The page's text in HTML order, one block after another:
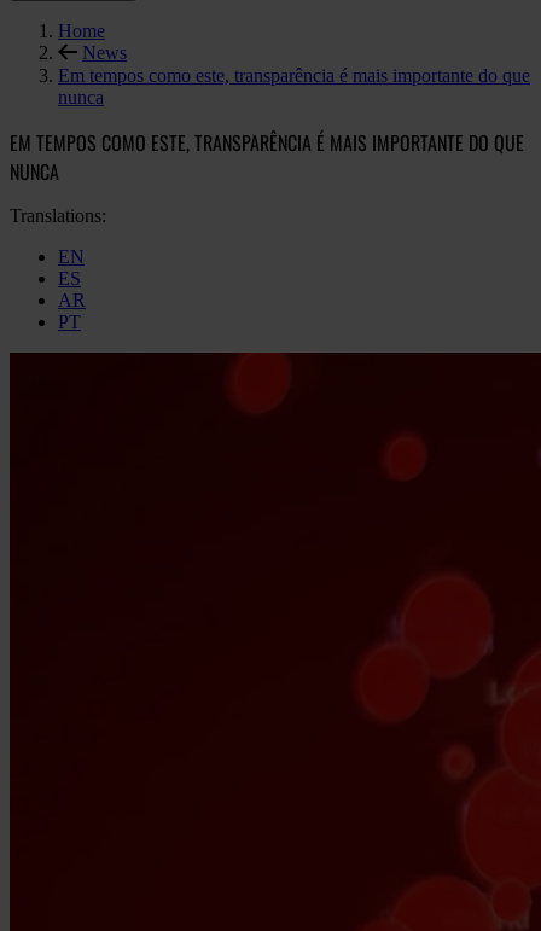
Home
News
Em tempos como este, transparência é mais importante do que
nunca
EM TEMPOS COMO ESTE, TRANSPARÊNCIA É MAIS IMPORTANTE DO QUE
NUNCA
Translations:
EN
ES
AR
PT